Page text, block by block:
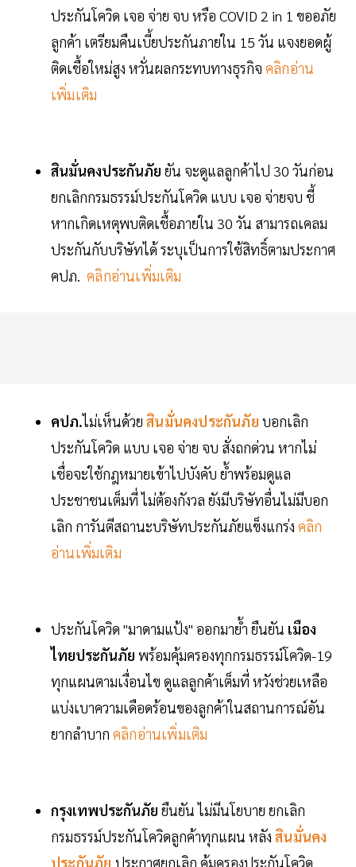
ประกันโควิด เจอ จ่าย จบ หรือ COVID 2 in 1 ขออภัย
ลูกค้า เตรียมคืนเบี้ยประกันภายใน 15 วัน แจงยอดผู้
ติดเชื้อใหม่สูง หวั่นผลกระทบทางธุรกิจ คลิกอ่าน
เพิ่มเติม
สินมั่นคงประกันภัย ยัน จะดูแลลูกค้าไป 30 วันก่อน
ยกเลิกกรมธรรม์ประกันโควิด แบบ เจอ จ่ายจบ ชี้
หากเกิดเหตุพบติดเชื้อภายใน 30 วัน สามารถเคลม
ประกันกับบริษัทได้ ระบุเป็นการใช้สิทธิ์ตามประกาศ
คปภ. คลิกอ่านเพิ่มเติม
คปภ.ไม่เห็นด้วย สินมั่นคงประกันภัย บอกเลิก
ประกันโควิด แบบ เจอ จ่าย จบ สั่งถกด่วน หากไม่
เชื่อจะใช้กฎหมายเข้าไปบังคับ ย้ำพร้อมดูแล
ประชาชนเต็มที่ ไม่ต้องกังวล ยังมีบริษัทอื่นไม่มีบอก
เลิก การันตีสถานะบริษัทประกันภัยแข็งแกร่ง คลิก
อ่านเพิ่มเติม
ประกันโควิด "มาดามแป้ง" ออกมาย้ำ ยืนยัน เมือง
ไทยประกันภัย พร้อมคุ้มครองทุกกรมธรรม์โควิด-19
ทุกแผนตามเงื่อนไข ดูแลลูกค้าเต็มที่ หวังช่วยเหลือ
แบ่งเบาความเดือดร้อนของลูกค้าในสถานการณ์อัน
ยากลำบาก คลิกอ่านเพิ่มเติม
กรุงเทพประกันภัย ยืนยัน ไม่มีนโยบาย ยกเลิก
กรมธรรม์ประกันโควิดลูกค้าทุกแผน หลัง สินมั่นคง
ประกันภัย ประกาศยกเลิก คุ้มครองประกันโควิด